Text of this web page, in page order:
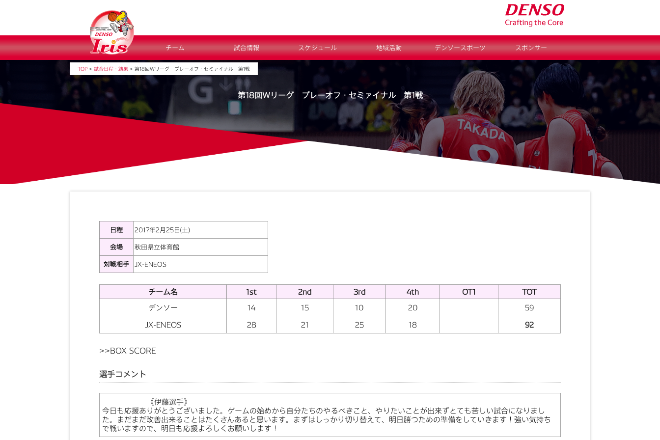
チーム 試合情報 スケジュール 地域活動 デンソースポーツ スポンサー
TOP > 試合日程・結果 > 第18回Ｗリーグ プレーオフ・セミァイナル 第1戦
第18回Ｗリーグ プレーオフ・セミァイナル 第1戦
日程
2017年2月25日(土)
会場
秋田県立体育館
対戦相手
JX-ENEOS
チーム名 1st 2nd 3rd 4th OT1
TOT
デンソー
14 15 10 20
59
JX-ENEOS
28 21 25 18 92
>>BOX SCORE
選手コメント
《伊藤選手》
今日も応援ありがとうございました。ゲームの始めから自分たちのやるべきこと、やりたいことが出来ずとても苦しい試合になりまし
た。まだまだ改善出来ることはたくさんあると思います。まずはしっかり切り替えて、明日勝つための準備をしていきます！強い気持ち
で戦いますので、明日も応援よろしくお願いします！